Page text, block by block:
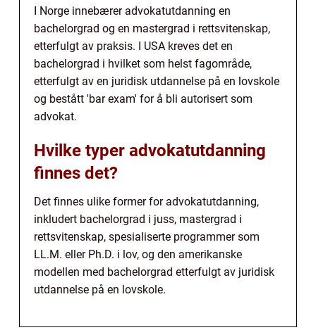
I Norge innebærer advokatutdanning en
bachelorgrad og en mastergrad i rettsvitenskap,
etterfulgt av praksis. I USA kreves det en
bachelorgrad i hvilket som helst fagområde,
etterfulgt av en juridisk utdannelse på en lovskole
og bestått 'bar exam' for å bli autorisert som
advokat.
Hvilke typer advokatutdanning
finnes det?
Det finnes ulike former for advokatutdanning,
inkludert bachelorgrad i juss, mastergrad i
rettsvitenskap, spesialiserte programmer som
LL.M. eller Ph.D. i lov, og den amerikanske
modellen med bachelorgrad etterfulgt av juridisk
utdannelse på en lovskole.